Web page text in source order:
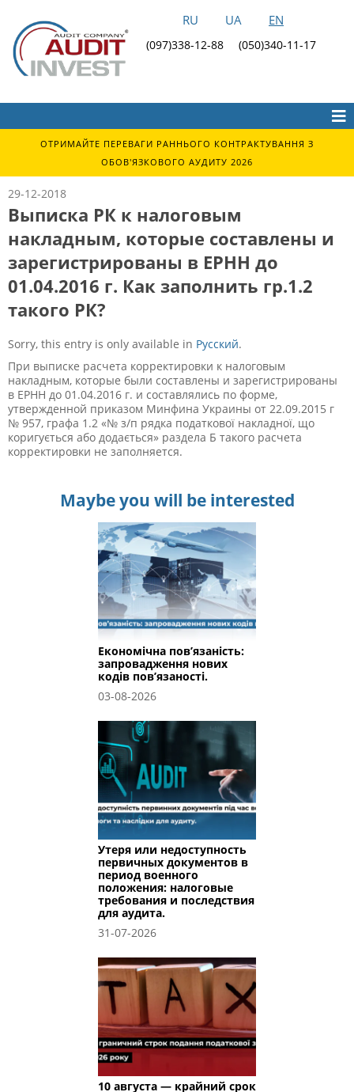
RU UA EN
(097)338-12-88 (050)340-11-17
ОТРИМАЙТЕ ПЕРЕВАГИ РАННЬОГО КОНТРАКТУВАННЯ З
ОБОВ'ЯЗКОВОГО АУДИТУ 2026
29-12-2018
Выписка РК к налоговым
накладным, которые составлены и
зарегистрированы в ЕРНН до
01.04.2016 г. Как заполнить гр.1.2
такого РК?
Sorry, this entry is only available in Русский.
При выписке расчета корректировки к налоговым
накладным, которые были составлены и зарегистрированы
в ЕРНН до 01.04.2016 г. и составлялись по форме,
утвержденной приказом Минфина Украины от 22.09.2015 г
№ 957, графа 1.2 «№ з/п рядка податкової накладної, що
коригується або додається» раздела Б такого расчета
корректировки не заполняется.
Maybe you will be interested
Економічна пов’язаність:
запровадження нових
кодів пов’язаності.
03-08-2026
Утеря или недоступность
первичных документов в
период военного
положения: налоговые
требования и последствия
для аудита.
31-07-2026
10 августа — крайний срок